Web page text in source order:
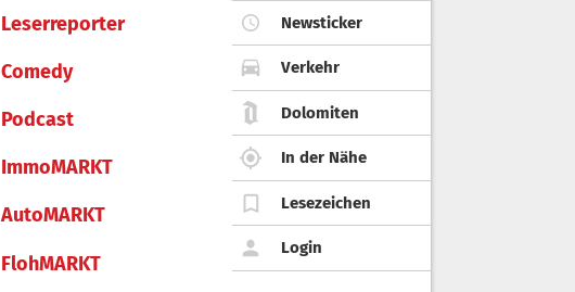
Leserreporter
Comedy
Podcast
ImmoMARKT
AutoMARKT
FlohMARKT
Newsticker
Verkehr
Dolomiten
In der Nähe
Lesezeichen
Login